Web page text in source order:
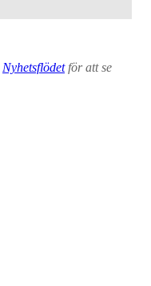
Nyhetsflödetför att se